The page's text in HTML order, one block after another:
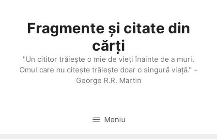
conținutFragmente și citate din
cărți
"Un cititor trăieşte o mie de vieţi înainte de a muri.
Omul care nu citeşte trăieşte doar o singură viaţă." –
George R.R. Martin
Meniu